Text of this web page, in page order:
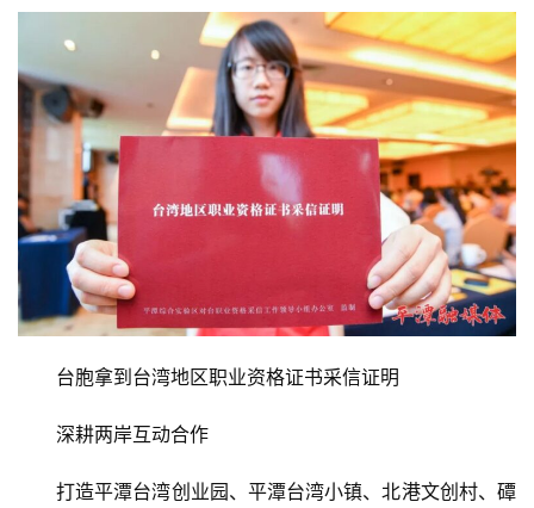
台胞拿到台湾地区职业资格证书采信证明
深耕两岸互动合作
打造平潭台湾创业园、平潭台湾小镇、北港文创村、磹